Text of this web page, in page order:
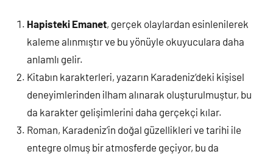
Hapisteki Emanet, gerçek olaylardan esinlenilerek
kaleme alınmıştır ve bu yönüyle okuyuculara daha
anlamlı gelir.
Kitabın karakterleri, yazarın Karadeniz’deki kişisel
deneyimlerinden ilham alınarak oluşturulmuştur, bu
da karakter gelişimlerini daha gerçekçi kılar.
Roman, Karadeniz’in doğal güzellikleri ve tarihi ile
entegre olmuş bir atmosferde geçiyor, bu da